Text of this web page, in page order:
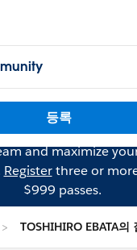
등록
and maximize
Registerthree or
$999 passes.
TOSHIHIRO EBATA의